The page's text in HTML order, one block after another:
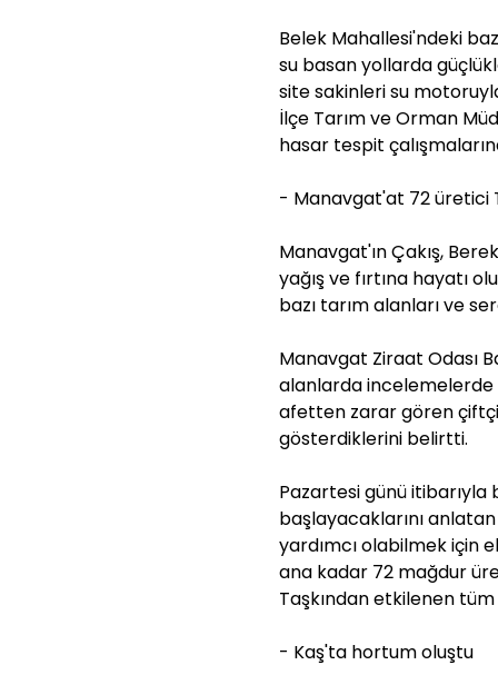
Belek Mahallesi'ndeki
su basan yollarda
site sakinleri su
İlçe Tarım ve Orman
hasar tespit
- Manavgat'at 72 üretici
Manavgat'ın Çakış,
yağış ve fırtına hayatı
bazı tarım alanları ve
Manavgat Ziraat Odası
alanlarda
afetten zarar gören
gösterdiklerini belirtti.
Pazartesi günü
başlayacaklarını
yardımcı olabilmek için
ana kadar 72 mağdur
Taşkından etkilenen
- Kaş'ta hortum oluştu